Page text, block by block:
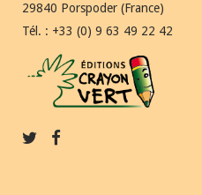
29840 Porspoder (France)
Tél. : +33 (0) 9 63 49 22 42